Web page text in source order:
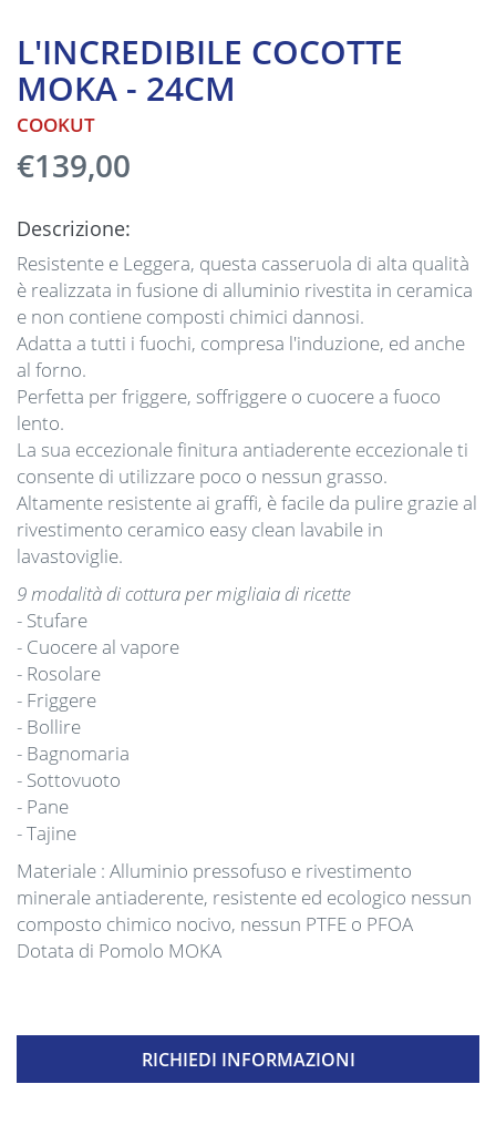
L'INCREDIBILE COCOTTE
MOKA - 24CM
COOKUT
€139,00
Descrizione:
Resistente e Leggera, questa casseruola di alta qualità
è realizzata in fusione di alluminio rivestita in ceramica
e non contiene composti chimici dannosi.
Adatta a tutti i fuochi, compresa l'induzione, ed anche
al forno.
Perfetta per friggere, soffriggere o cuocere a fuoco
lento.
La sua eccezionale finitura antiaderente eccezionale ti
consente di utilizzare poco o nessun grasso.
Altamente resistente ai graffi, è facile da pulire grazie al
rivestimento ceramico easy clean lavabile in
lavastoviglie.
9 modalità di cottura per migliaia di ricette
- Stufare
- Cuocere al vapore
- Rosolare
- Friggere
- Bollire
- Bagnomaria
- Sottovuoto
- Pane
- Tajine
Materiale : Alluminio pressofuso e rivestimento
minerale antiaderente, resistente ed ecologico nessun
composto chimico nocivo, nessun PTFE o PFOA
Dotata di Pomolo MOKA
RICHIEDI INFORMAZIONI